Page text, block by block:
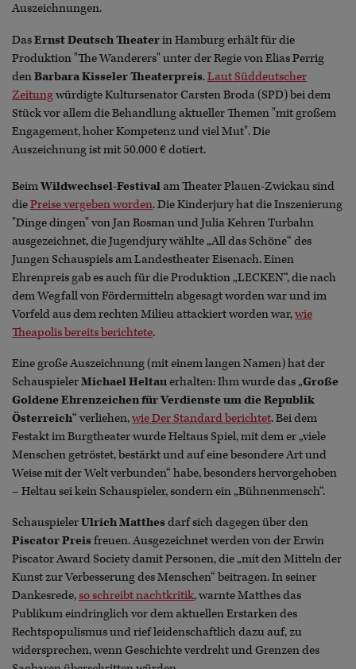
Auszeichnungen.
DasErnst Deutsch Theaterin Hamburg erhält für die
Produktion "The Wanderers" unter der Regie von Elias Perrig
denBarbara Kisseler Theaterpreis.Laut Süddeutscher
Zeitungwürdigte Kultursenator Carsten Broda (SPD) bei dem
Stück vor allem die Behandlung aktueller Themen "mit großem
Engagement, hoher Kompetenz und viel Mut". Die
Auszeichnung ist mit 50.000 € dotiert.
BeimWildwechsel-Festivalam Theater Plauen-Zwickau sind
diePreise vergeben worden. Die Kinderjury hat die Inszenierung
"Dinge dingen" von Jan Rosman und Julia Kehren Turbahn
ausgezeichnet, die Jugendjury wählte „All das Schöne“ des
Jungen Schauspiels am Landestheater Eisenach. Einen
Ehrenpreis gab es auch für die Produktion „LECKEN“, die nach
dem Wegfall von Fördermitteln abgesagt worden war und im
Vorfeld aus dem rechten Milieu attackiert worden war,wie
Theapolis bereits berichtete.
Eine große Auszeichnung (mit einem langen Namen) hat der
SchauspielerMichael Heltauerhalten: Ihm wurde das „Große
Goldene Ehrenzeichen für Verdienste um die Republik
Österreich“ verliehen,wie Der Standard berichtet. Bei dem
Festakt im Burgtheater wurde Heltaus Spiel, mit dem er „viele
Menschen getröstet, bestärkt und auf eine besondere Art und
Weise mit der Welt verbunden“ habe, besonders hervorgehoben
– Heltau sei kein Schauspieler, sondern ein „Bühnenmensch“.
SchauspielerUlrich Matthesdarf sich dagegen über den
Piscator Preisfreuen. Ausgezeichnet werden von der Erwin
Piscator Award Society damit Personen, die „mit den Mitteln der
Kunst zur Verbesserung des Menschen“ beitragen. In seiner
Dankesrede,so schreibt nachtkritik, warnte Matthes das
Publikum eindringlich vor dem aktuellen Erstarken des
Rechtspopulismus und rief leidenschaftlich dazu auf, zu
widersprechen, wenn Geschichte verdreht und Grenzen des